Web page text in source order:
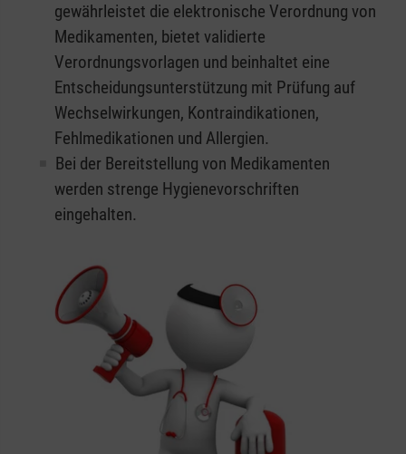
gewährleistet die elektronische Verordnung von
Medikamenten, bietet validierte
Verordnungsvorlagen und beinhaltet eine
Entscheidungsunterstützung mit Prüfung auf
Wechselwirkungen, Kontraindikationen,
Fehlmedikationen und Allergien.
Bei der Bereitstellung von Medikamenten
werden strenge Hygienevorschriften
eingehalten.